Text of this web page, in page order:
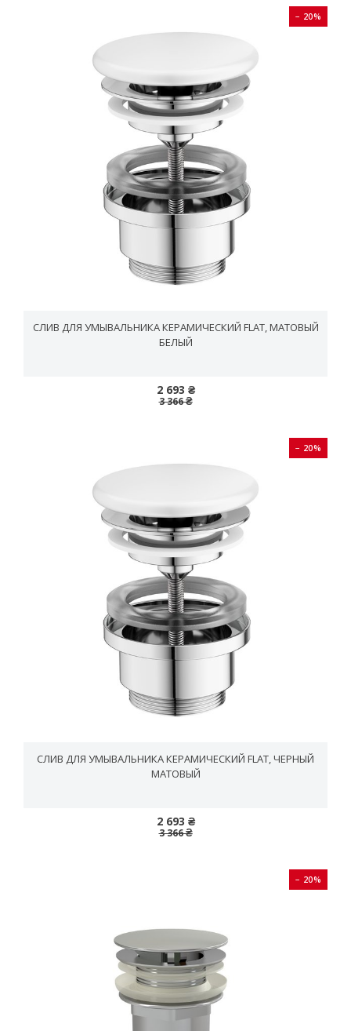
− 20%
СЛИВ ДЛЯ УМЫВАЛЬНИКА КЕРАМИЧЕСКИЙ FLAT, МАТОВЫЙ
БЕЛЫЙ
2 693 ₴
3 366 ₴
− 20%
СЛИВ ДЛЯ УМЫВАЛЬНИКА КЕРАМИЧЕСКИЙ FLAT, ЧЕРНЫЙ
МАТОВЫЙ
2 693 ₴
3 366 ₴
− 20%